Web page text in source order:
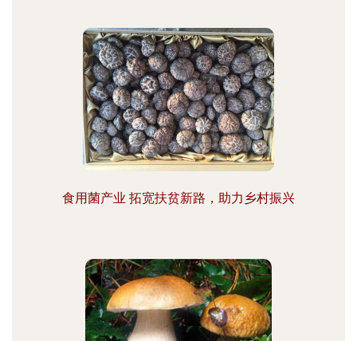
食用菌产业 拓宽扶贫新路，助力乡村振兴